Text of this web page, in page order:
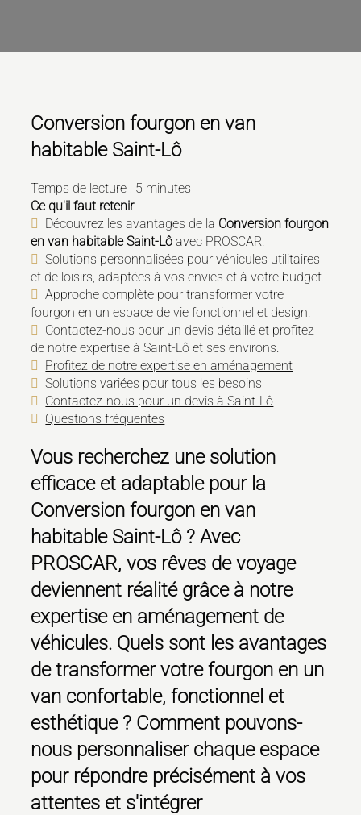
Conversion fourgon en van
habitable Saint-Lô
Temps de lecture : 5 minutes
Ce qu'il faut retenir
Découvrez les avantages de la Conversion fourgon
en van habitable Saint-Lô avec PROSCAR.
Solutions personnalisées pour véhicules utilitaires
et de loisirs, adaptées à vos envies et à votre budget.
Approche complète pour transformer votre
fourgon en un espace de vie fonctionnel et design.
Contactez-nous pour un devis détaillé et profitez
de notre expertise à Saint-Lô et ses environs.
Profitez de notre expertise en aménagement
Solutions variées pour tous les besoins
Contactez-nous pour un devis à Saint-Lô
Questions fréquentes
Vous recherchez une solution
efficace et adaptable pour la
Conversion fourgon en van
habitable Saint-Lô? Avec
PROSCAR, vos rêves de voyage
deviennent réalité grâce à notre
expertise en aménagement de
véhicules. Quels sont les avantages
de transformer votre fourgon en un
van confortable, fonctionnel et
esthétique ? Comment pouvons-
nous personnaliser chaque espace
pour répondre précisément à vos
attentes et s'intégrer